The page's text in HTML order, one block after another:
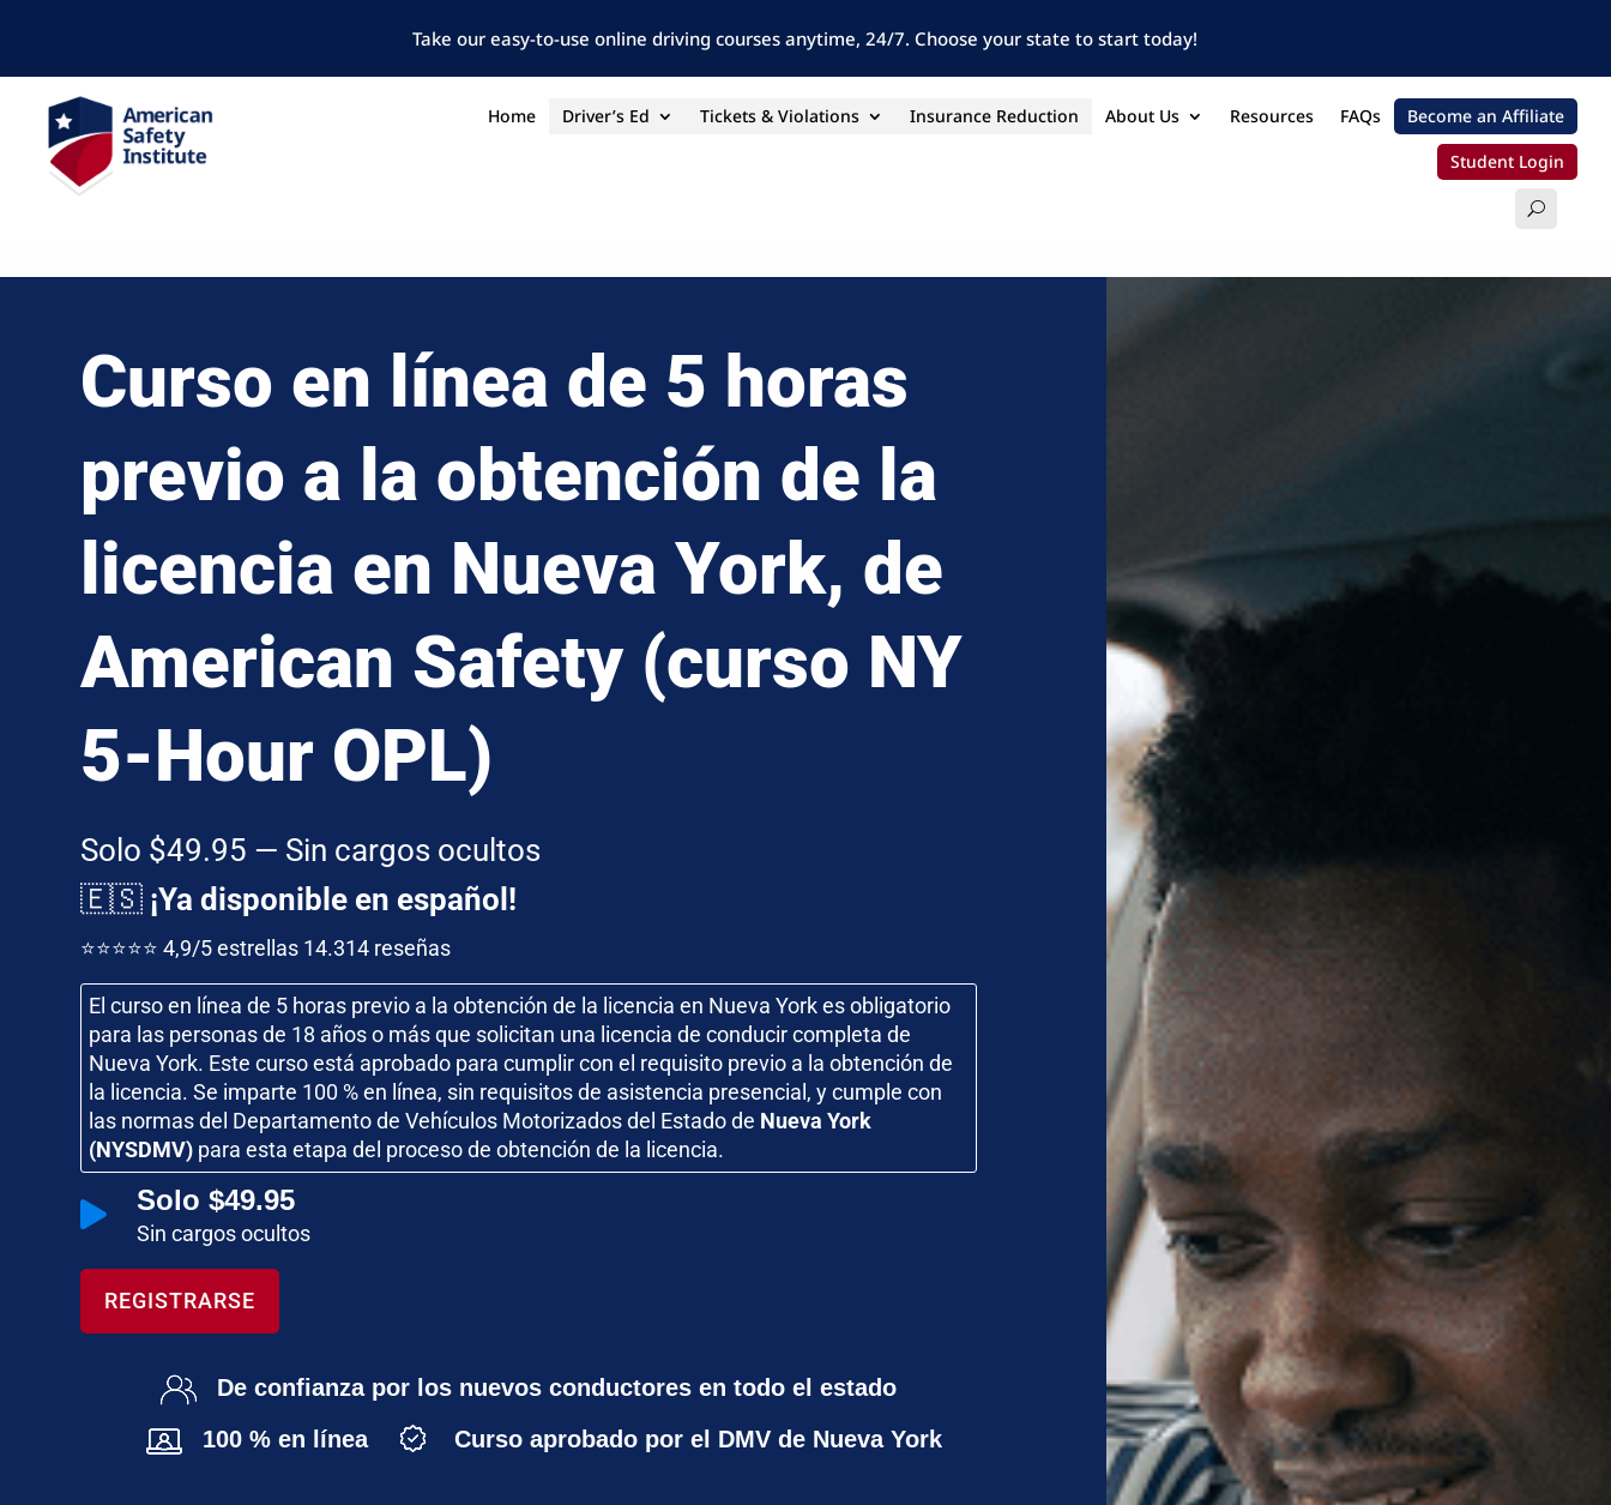
Take our easy-to-use online driving courses anytime, 24/7. Choose your state to start today!
Home Driver’s Ed Tickets & Violations Insurance Reduction About Us Resources FAQs
Become an Affiliate
Student Login
Curso en línea de 5 horas
previo a la obtención de la
licencia en Nueva York, de
American Safety (curso NY
5-Hour OPL)
Solo $49.95 — Sin cargos ocultos
🇪🇸 ¡Ya disponible en español!
⭐⭐⭐⭐⭐ 4,9/5 estrellas 14.314 reseñas
El curso en línea de 5 horas previo a la obtención de la licencia en Nueva York es obligatorio
para las personas de 18 años o más que solicitan una licencia de conducir completa de
Nueva York. Este curso está aprobado para cumplir con el requisito previo a la obtención de
la licencia. Se imparte 100 % en línea, sin requisitos de asistencia presencial, y cumple con
las normas del Departamento de Vehículos Motorizados del Estado de Nueva York
(NYSDMV) para esta etapa del proceso de obtención de la licencia.
 Solo $49.95
Sin cargos ocultos
REGISTRARSE
De confianza por los nuevos conductores en todo el estado
100 % en línea
Curso aprobado por el DMV de Nueva York